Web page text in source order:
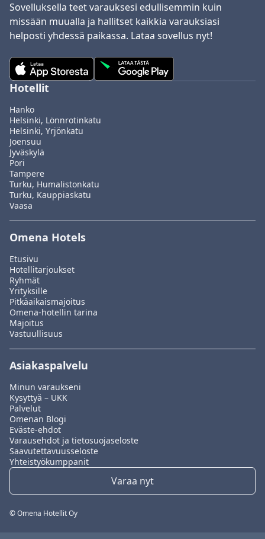
Sovelluksella teet varauksesi edullisemmin kuin
missään muualla ja hallitset kaikkia varauksiasi
helposti yhdessä paikassa. Lataa sovellus nyt!
Hotellit
Hanko
Helsinki, Lönnrotinkatu
Helsinki, Yrjönkatu
Joensuu
Jyväskylä
Pori
Tampere
Turku, Humalistonkatu
Turku, Kauppiaskatu
Vaasa
Omena Hotels
Etusivu
Hotellitarjoukset
Ryhmät
Yrityksille
Pitkäaikaismajoitus
Omena-hotellin tarina
Majoitus
Vastuullisuus
Asiakaspalvelu
Minun varaukseni
Kysyttyä – UKK
Palvelut
Omenan Blogi
Eväste-ehdot
Varausehdot ja tietosuojaseloste
Saavutettavuusseloste
Yhteistyökumppanit
Varaa nyt
© Omena Hotellit Oy